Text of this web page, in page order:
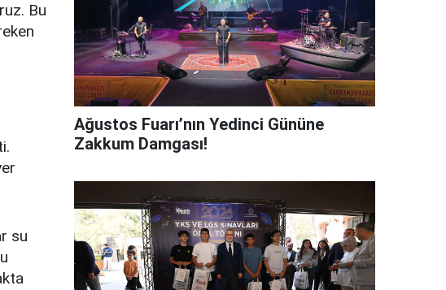
Bu
su
Ağustos Fuarı’nın Yedinci Gününe
Zakkum Damgası!